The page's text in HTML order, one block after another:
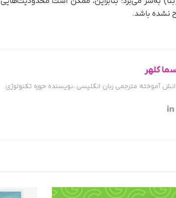
نشده باشد.
کلهر
آموخته مترجمی زبان انگلیسی ،نویسنده حوزه تکنولوژی